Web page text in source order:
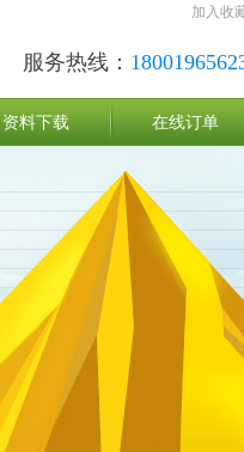
加入收
服务热线：
资料下载 在线订单